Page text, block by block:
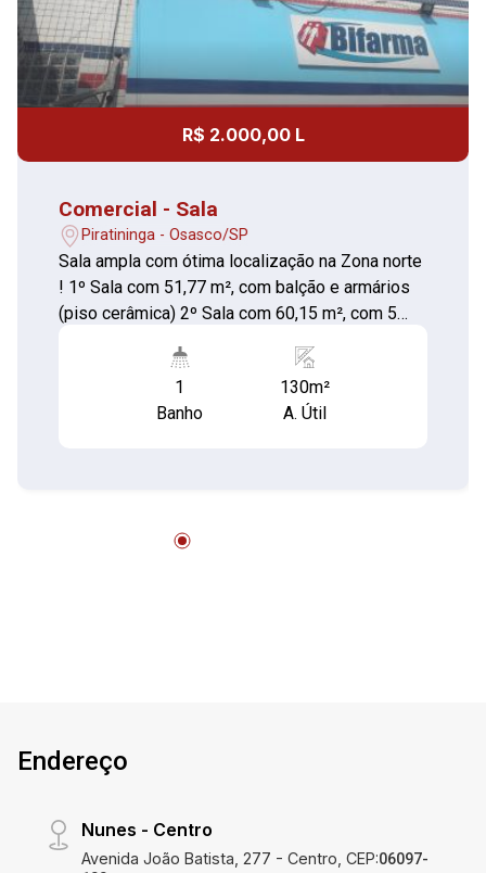
R$ 2.000,00 L
Comercial - Sala
Piratininga - Osasco/SP
Sala ampla com ótima localização na Zona norte
! 1º Sala com 51,77 m², com balção e armários
(piso cerâmica) 2º Sala com 60,15 m², com 5
com pia e gabinete (piso cerâmica) Despensa
(piso cerâmica) 02 Banheiros (piso cerâmica)
1
Banho
130m²
A. Útil
Endereço
Nunes - Centro
Avenida João Batista, 277 - Centro, CEP:06097-